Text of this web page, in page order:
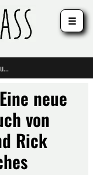
THE ADDAMS FAMILY - Eine neue Musical Comedy Textbuch von Marshall Brickmann und Rick Elice - Deutsch-Sorbisches Volkstheater Bautzen
neue
von
Rick
☰